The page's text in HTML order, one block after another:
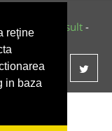
reţine
in baza
Tokaido Consult -